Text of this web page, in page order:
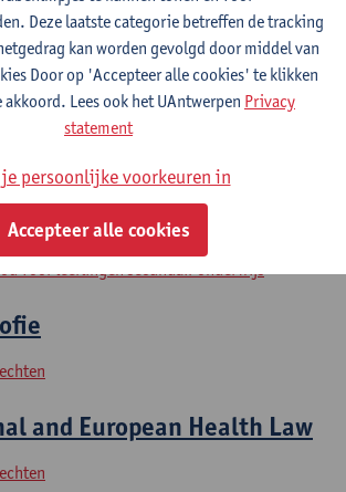
rechtsfilosofie
rechten
argumentatieleer
rechten
voor leerlingen secundair onderwijs
and European Health Law
Deze laatste categorie betreffen de tracking
kan worden gevolgd door middel van
Door op 'Accepteer alle cookies' te klikken
akkoord. Lees ook het UAntwerpen Privacy
statement
persoonlijke voorkeuren in
Accepteer alle cookies